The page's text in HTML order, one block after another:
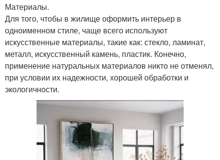
Материалы.
Для того, чтобы в жилище оформить интерьер в
одноименном стиле, чаще всего используют
искусственные материалы, такие как: стекло, ламинат,
металл, искусственный камень, пластик. Конечно,
применение натуральных материалов никто не отменял,
при условии их надежности, хорошей обработки и
экологичности.